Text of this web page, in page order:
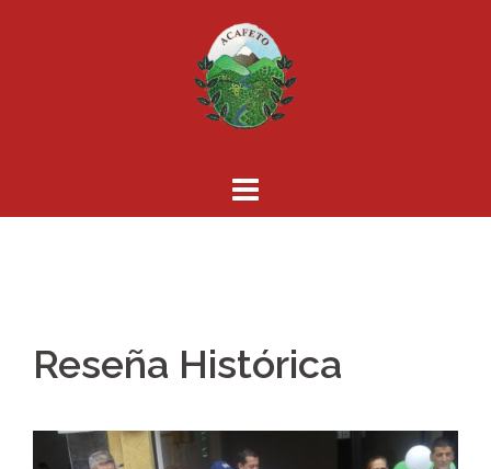
Reseña Histórica